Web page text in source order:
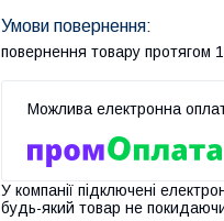
повернення товару протягом
У компанії підключені
будь-який товар не